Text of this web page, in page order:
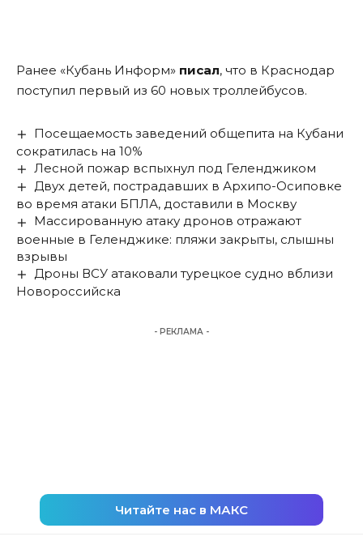
Ранее «Кубань Информ» писал, что в Краснодар
поступил первый из 60 новых троллейбусов.
Посещаемость заведений общепита на Кубани
сократилась на 10%
Лесной пожар вспыхнул под Геленджиком
Двух детей, пострадавших в Архипо-Осиповке
во время атаки БПЛА, доставили в Москву
Массированную атаку дронов отражают
военные в Геленджике: пляжи закрыты, слышны
взрывы
Дроны ВСУ атаковали турецкое судно вблизи
Новороссийска
- РЕКЛАМА -
Читайте нас в МАКС